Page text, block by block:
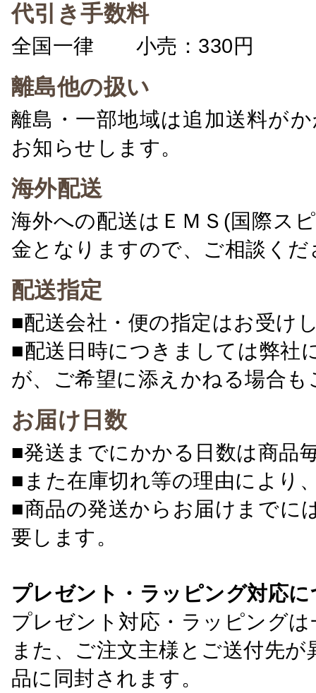
代引き手数料
全国一律 小売：330円 卸
離島他の扱い
離島・一部地域は追加送料が
お知らせします。
海外配送
海外への配送はＥＭＳ(国際ス
金となりますので、ご相談くだ
配送指定
■配送会社・便の指定はお受け
■配送日時につきましては弊社
が、ご希望に添えかねる場合
お届け日数
■発送までにかかる日数は商品
■また在庫切れ等の理由により
■商品の発送からお届けまでに
要します。
プレゼント・ラッピング対応
プレゼント対応・ラッピング
また、ご注文主様とご送付先
品に同封されます。